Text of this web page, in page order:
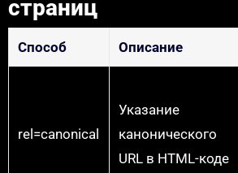
страниц
Способ Описание
rel=canonical
Указание
канонического
URL в HTML-коде